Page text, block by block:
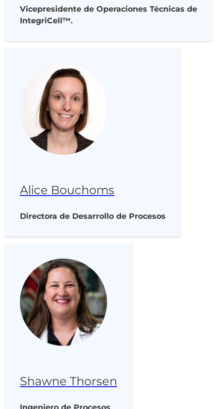
Vicepresidente de Operaciones Técnicas de
IntegriCell™.
Alice Bouchoms
Directora de Desarrollo de Procesos
Shawne Thorsen